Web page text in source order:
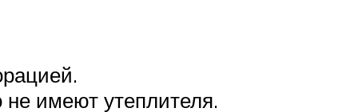
имеют утеплителя.